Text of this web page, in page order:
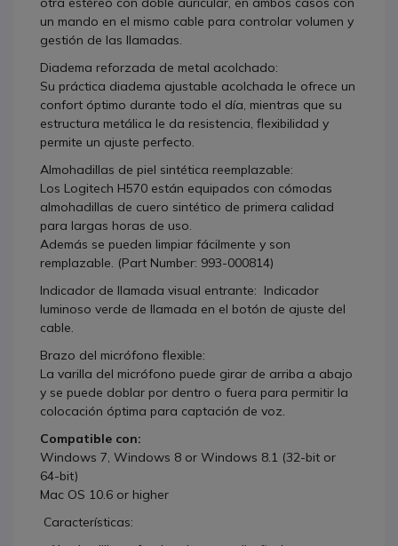
un mando en el mismo cable para controlar volumen y
gestión de las llamadas.
Diadema reforzada de metal acolchado:
Su práctica diadema ajustable acolchada le ofrece un
confort óptimo durante todo el día, mientras que su
estructura metálica le da resistencia, flexibilidad y
permite un ajuste perfecto.
Almohadillas de piel sintética reemplazable:
Los Logitech H570 están equipados con cómodas
almohadillas de cuero sintético de primera calidad
para largas horas de uso.
Además se pueden limpiar fácilmente y son
remplazable. (Part Number: 993-000814)
Indicador de llamada visual entrante: Indicador
luminoso verde de llamada en el botón de ajuste del
cable.
Brazo del micrófono flexible:
La varilla del micrófono puede girar de arriba a abajo
y se puede doblar por dentro o fuera para permitir la
colocación óptima para captación de voz.
Compatible con:
Windows 7, Windows 8 or Windows 8.1 (32-bit or
64-bit)
Mac OS 10.6 or higher
Características: